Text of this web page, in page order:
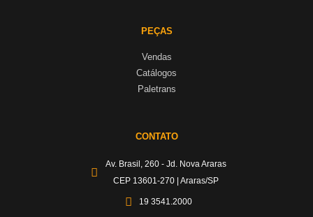
PEÇAS
Vendas
Catálogos
Paletrans
CONTATO
Av. Brasil, 260 - Jd. Nova Araras
CEP 13601-270 | Araras/SP
19 3541.2000